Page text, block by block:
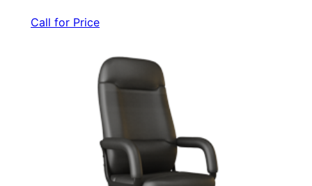
Call for Price